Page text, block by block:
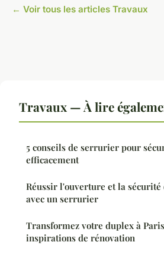
← Voir tous les articles Travaux
Travaux — À lire
5 conseils de serrurier pour
efficacement
Réussir l'ouverture et la sécurité
avec un serrurier
Transformez votre duplex à
inspirations de rénovation